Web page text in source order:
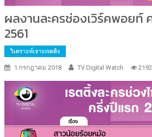
ผลงานละครช่องเวิร์คพอยท์
2561
วิเคราะห์เจาะเรตติง
1 กรกฎาคม 2018 TV Digital Watch 2192